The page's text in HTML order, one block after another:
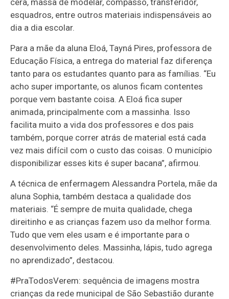
esquadros, entre outros materiais indispensáveis ao
dia a dia escolar.
Para a mãe da aluna Eloá, Tayná Pires, professora de
Educação Física, a entrega do material faz diferença
tanto para os estudantes quanto para as famílias. “Eu
acho super importante, os alunos ficam contentes
porque vem bastante coisa. A Eloá fica super
animada, principalmente com a massinha. Isso
facilita muito a vida dos professores e dos pais
também, porque correr atrás de material está cada
vez mais difícil com o custo das coisas. O município
disponibilizar esses kits é super bacana”, afirmou.
A técnica de enfermagem Alessandra Portela, mãe da
aluna Sophia, também destaca a qualidade dos
materiais. “É sempre de muita qualidade, chega
direitinho e as crianças fazem uso da melhor forma.
Tudo que vem eles usam e é importante para o
desenvolvimento deles. Massinha, lápis, tudo agrega
no aprendizado”, destacou.
#PraTodosVerem: sequência de imagens mostra
crianças da rede municipal de São Sebastião durante